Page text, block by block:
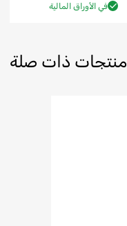
في الأوراق المالية
منتجات ذات صلة